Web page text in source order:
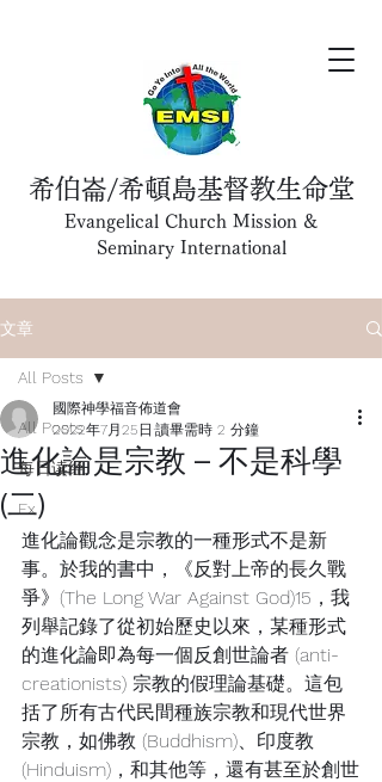
希伯崙/希頓島基督教生命堂
Evangelical Church Mission &
Seminary International
文章
All Posts
每日读经
Ex
All Posts
進化論是宗教 – 不是科學
(二)
國際神學福音佈道會
2022年7月25日 讀畢需時 2 分鐘
進化論觀念是宗教的一種形式不是新
事。於我的書中，《反對上帝的長久戰
爭》(The Long War Against God)15，我
列舉記錄了從初始歷史以來，某種形式
的進化論即為每一個反創世論者 (anti-
creationists) 宗教的假理論基礎。這包
括了所有古代民間種族宗教和現代世界
宗教，如佛教 (Buddhism)、印度教
(Hinduism)，和其他等，還有甚至於創世